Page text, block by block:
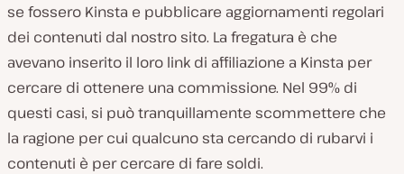
se fossero Kinsta e pubblicare aggiornamenti regolari
dei contenuti dal nostro sito. La fregatura è che
avevano inserito il loro link di affiliazione a Kinsta per
cercare di ottenere una commissione. Nel 99% di
questi casi, si può tranquillamente scommettere che
la ragione per cui qualcuno sta cercando di rubarvi i
contenuti è per cercare di fare soldi.